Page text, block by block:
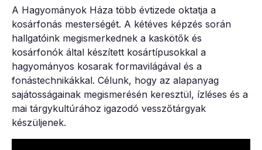
A Hagyományok Háza több évtizede oktatja a
kosárfonás mesterségét. A kétéves képzés során
hallgatóink megismerkednek a kaskötők és
kosárfonók által készített kosártípusokkal a
hagyományos kosarak formavilágával és a
fonástechnikákkal. Célunk, hogy az alapanyag
sajátosságainak megismerésén keresztül, ízléses és a
mai tárgykultúrához igazodó vesszőtárgyak
készüljenek.